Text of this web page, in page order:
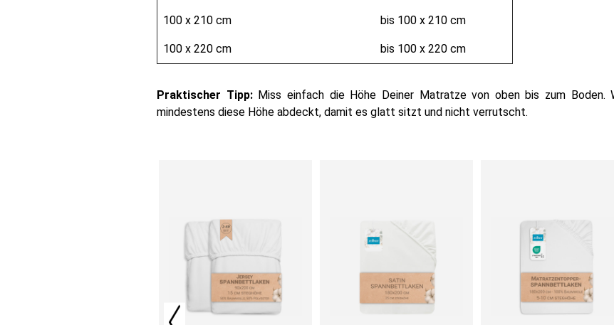
100 x 210 cm bis 100 x 210 cm
100 x 220 cm bis 100 x 220 cm
Praktischer Tipp:Miss einfach die Höhe Deiner Matratze von oben bis zum Boden.
mindestens diese Höhe abdeckt, damit es glatt sitzt und nicht verrutscht.